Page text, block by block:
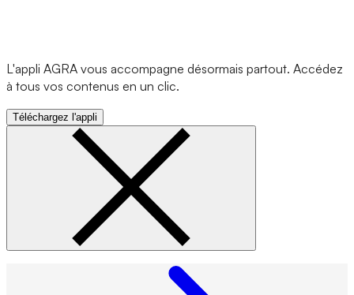
L'appli AGRA vous accompagne désormais partout. Accédez
à tous vos contenus en un clic.
Téléchargez l'appli